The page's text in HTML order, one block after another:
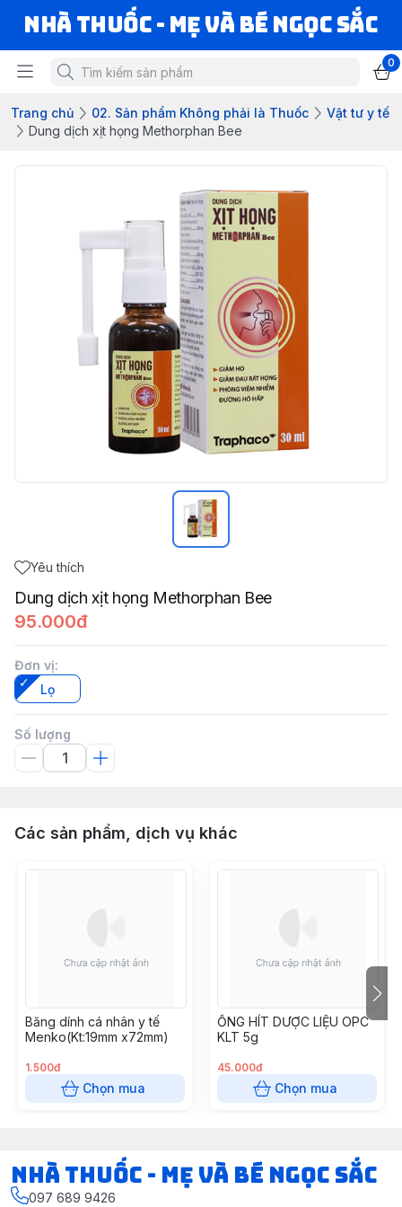
Nhà Thuốc - Mẹ và Bé Ngọc Sắc
0
Trang chủ 02. Sản phẩm Không phải là Thuốc
Vật tư y tế
Dung dịch xịt họng Methorphan Bee
Yêu thích
Dung dịch xịt họng Methorphan Bee
95.000đ
Đơn vị:
Lọ
Số lượng
Các sản phẩm, dịch vụ khác
Băng dính cá nhân y tế
Menko(Kt:19mm x72mm)
1.500đ
Chọn mua
ỐNG HÍT DƯỢC LIỆU OPC
KLT 5g
45.000đ
Chọn mua
Nhà Thuốc - Mẹ và Bé Ngọc Sắc
097 689 9426